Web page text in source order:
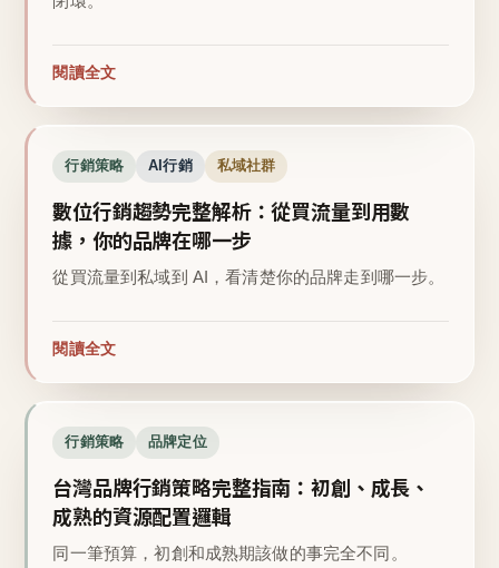
閱讀全文
行銷策略 AI行銷 私域社群
數位行銷趨勢完整解析：從買流量到用數
據，你的品牌在哪一步
從買流量到私域到 AI，看清楚你的品牌走到哪一步。
閱讀全文
行銷策略 品牌定位
台灣品牌行銷策略完整指南：初創、成長、
成熟的資源配置邏輯
同一筆預算，初創和成熟期該做的事完全不同。